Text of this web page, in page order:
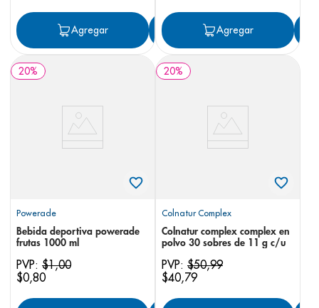
Agregar Agregar
Agregar
20%
Powerade
Bebida deportiva powerade
frutas 1000 ml
PVP: $1,00
$0,80
20%
Colnatur Complex
Colnatur complex complex en
polvo 30 sobres de 11 g c/u
PVP: $50,99
$40,79